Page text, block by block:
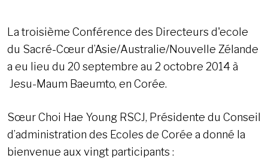
La troisième Conférence des Directeurs d'ecole
du Sacré-Cœur d’Asie/Australie/Nouvelle Zélande
a eu lieu du 20 septembre au 2 octobre 2014 à
Jesu-Maum Baeumto, en Corée.
Sœur Choi Hae Young RSCJ, Présidente du Conseil
d’administration des Ecoles de Corée a donné la
bienvenue aux vingt participants :